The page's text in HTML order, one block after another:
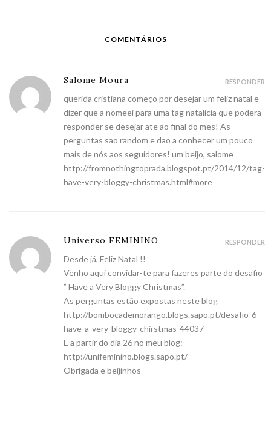
COMENTÁRIOS
Salome Moura
querida cristiana começo por desejar um feliz natal e
dizer que a nomeei para uma tag natalicia que podera
responder se desejar ate ao final do mes! As
perguntas sao random e dao a conhecer um pouco
mais de nós aos seguidores! um beijo, salome
http://fromnothingtoprada.blogspot.pt/2014/12/tag-
have-very-bloggy-christmas.html#more
RESPONDER
Universo FEMININO
Desde já, Feliz Natal !!
Venho aqui convidar-te para fazeres parte do desafio
” Have a Very Bloggy Christmas”.
As perguntas estão expostas neste blog
http://bombocademorango.blogs.sapo.pt/desafio-6-
have-a-very-bloggy-chirstmas-44037
E a partir do dia 26 no meu blog:
http://unifeminino.blogs.sapo.pt/
Obrigada e beijinhos
RESPONDER